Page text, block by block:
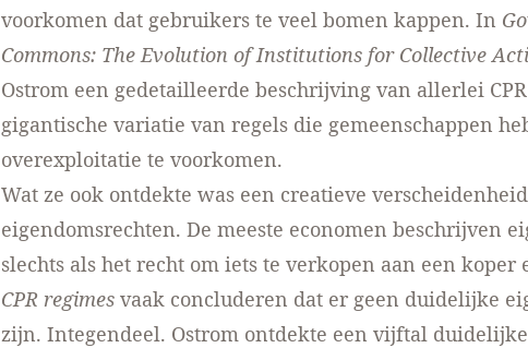
voorkomen dat gebruikers te veel bomen kappen. In
Commons: The Evolution of Institutions for Collective
Ostrom een gedetailleerde beschrijving van allerlei
gigantische variatie van regels die gemeenschappen
overexploitatie te voorkomen.
Wat ze ook ontdekte was een creatieve
eigendomsrechten. De meeste economen beschrijven
slechts als het recht om iets te verkopen aan een koper
CPR regimes vaak concluderen dat er geen duidelijke
zijn. Integendeel. Ostrom ontdekte een vijftal